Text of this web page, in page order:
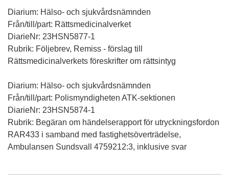
Diarium: Hälso- och sjukvårdsnämnden
Från/till/part: Rättsmedicinalverket
DiarieNr: 23HSN5877-1
Rubrik: Följebrev, Remiss - förslag till
Rättsmedicinalverkets föreskrifter om rättsintyg
Diarium: Hälso- och sjukvårdsnämnden
Från/till/part: Polismyndigheten ATK-sektionen
DiarieNr: 23HSN5874-1
Rubrik: Begäran om händelserapport för utryckningsfordon
RAR433 i samband med fastighetsöverträdelse,
Ambulansen Sundsvall 4759212:3, inklusive svar